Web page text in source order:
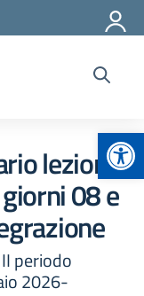
lezioni
08 e
periodo
2026-